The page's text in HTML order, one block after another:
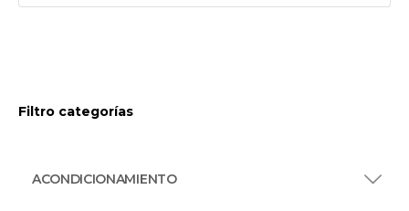
Filtro categorías
ACONDICIONAMIENTO